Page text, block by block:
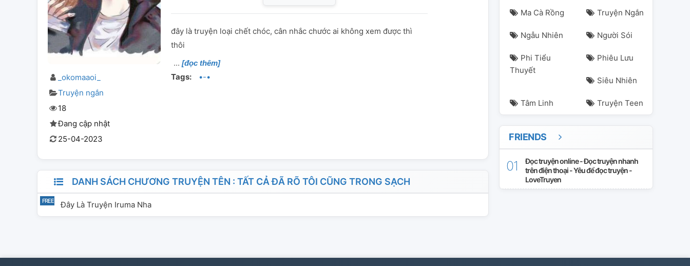
_okomaaoi_
Truyện ngắn
18
Đang cập nhật
25-04-2023
đây là truyện loại chết chóc, cân nhắc chước ai không xem được thì
thôi
[đọc thêm]
Tags: •-•
DANH SÁCH CHƯƠNG TRUYỆN TÊN : TẤT CẢ ĐÃ RÕ TÔI CŨNG TRONG SẠCH
Đây Là Truyện Iruma Nha
Ma Cà Rồng Truyện Ngắn
Ngẫu Nhiên Người Sói
Phi Tiểu
Thuyết
Phiêu Lưu
Siêu Nhiên
Tâm Linh Truyện Teen
FRIENDS
Đọc truyện online - Đọc truyện nhanh
trên điện thoại - Yêu để đọc truyện -
LoveTruyen